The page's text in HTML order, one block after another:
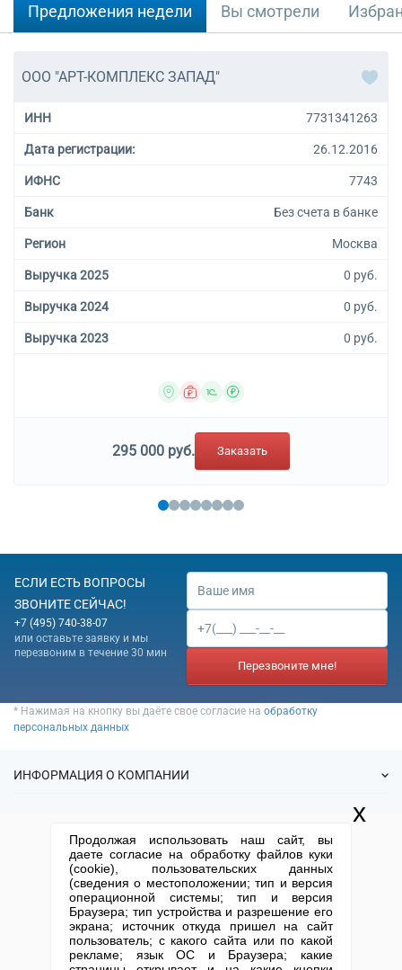
Предложения недели Вы смотрели
ООО "АРТ-КОМПЛЕКС ЗАПАД"
ИНН 7731341263
Дата регистрации: 26.12.2016
ИФНС 7743
Банк Без счета в банке
Регион Москва
Выручка 2025 0 руб.
Выручка 2024 0 руб.
Выручка 2023 0 руб.
295 000 руб. Заказать
ЕСЛИ ЕСТЬ ВОПРОСЫ
ЗВОНИТЕ СЕЙЧАС!
+7 (495) 740-38-07
или оставьте заявку и мы
перезвоним в течение 30 мин
Перезвоните мне!
* Нажимая на кнопку вы даёте свое согласие на обработку
персональных данных
ИНФОРМАЦИЯ О КОМПАНИИ
Спецпредложения
Готовые фирмы
Продажа фирм
Регистрация
Ликвидация
Регистрация изменений
КОНТАКТНАЯ ИНФОРМАЦИЯ
+7 (495) 740-38-07
(По Москве)
mail@1-urist.ru
Спросить у юриста
Москва, ул. Сущевский вал,
Продолжая использовать наш сайт, вы
даете согласие на обработку файлов куки
(cookie), пользовательских данных
(сведения о местоположении; тип и версия
операционной системы; тип и версия
Браузера; тип устройства и разрешение его
экрана; источник откуда пришел на сайт
пользователь; с какого сайта или по какой
рекламе; язык ОС и Браузера; какие
x